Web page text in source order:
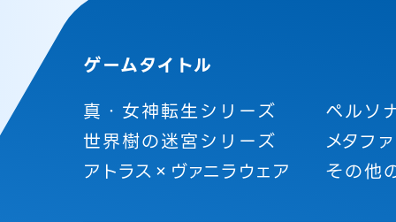
ゲームタイトル
真・女神転生シリーズ
ペルソ
世界樹の迷宮シリーズ
メタフ
アトラス×ヴァニラウェア
その他